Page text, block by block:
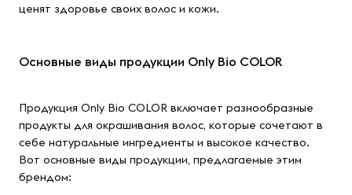
ценят здоровье своих волос и кожи.
Основные виды продукции Only Bio COLOR
Продукция Only Bio COLOR включает разнообразные
продукты для окрашивания волос, которые сочетают в
себе натуральные ингредиенты и высокое качество.
Вот основные виды продукции, предлагаемые этим
брендом: